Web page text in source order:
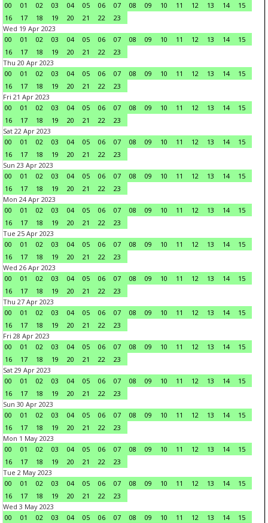
00
01 02 03 04 05 06 07 08 09 10 11 12 13 14
15
16
17 18 19 20 21 22
23
Wed 19 Apr 2023
00
01 02 03 04 05 06 07 08 09 10 11 12 13 14
15
16
17 18 19 20 21 22
23
Thu 20 Apr 2023
00
01 02 03 04 05 06 07 08 09 10 11 12 13 14
15
16
17 18 19 20 21 22
23
Fri 21 Apr 2023
00
01 02 03 04 05 06 07 08 09 10 11 12 13 14
15
16
17 18 19 20 21 22
23
Sat 22 Apr 2023
00
01 02 03 04 05 06 07 08 09 10 11 12 13 14
15
16
17 18 19 20 21 22
23
Sun 23 Apr 2023
00
01 02 03 04 05 06 07 08 09 10 11 12 13 14
15
16
17 18 19 20 21 22
23
Mon 24 Apr 2023
00
01 02 03 04 05 06 07 08 09 10 11 12 13 14
15
16
17 18 19 20 21 22
23
Tue 25 Apr 2023
00
01 02 03 04 05 06 07 08 09 10 11 12 13 14
15
16
17 18 19 20 21 22
23
Wed 26 Apr 2023
00
01 02 03 04 05 06 07 08 09 10 11 12 13 14
15
16
17 18 19 20 21 22
23
Thu 27 Apr 2023
00
01 02 03 04 05 06 07 08 09 10 11 12 13 14
15
16
17 18 19 20 21 22
23
Fri 28 Apr 2023
00
01 02 03 04 05 06 07 08 09 10 11 12 13 14
15
16
17 18 19 20 21 22
23
Sat 29 Apr 2023
00
01 02 03 04 05 06 07 08 09 10 11 12 13 14
15
16
17 18 19 20 21 22
23
Sun 30 Apr 2023
00
01 02 03 04 05 06 07 08 09 10 11 12 13 14
15
16
17 18 19 20 21 22
23
Mon 1 May 2023
00
01 02 03 04 05 06 07 08 09 10 11 12 13 14
15
16
17 18 19 20 21 22
23
Tue 2 May 2023
00
01 02 03 04 05 06 07 08 09 10 11 12 13 14
15
16
17 18 19 20 21 22
23
Wed 3 May 2023
00
01 02 03 04 05 06 07 08 09 10 11 12 13 14
15